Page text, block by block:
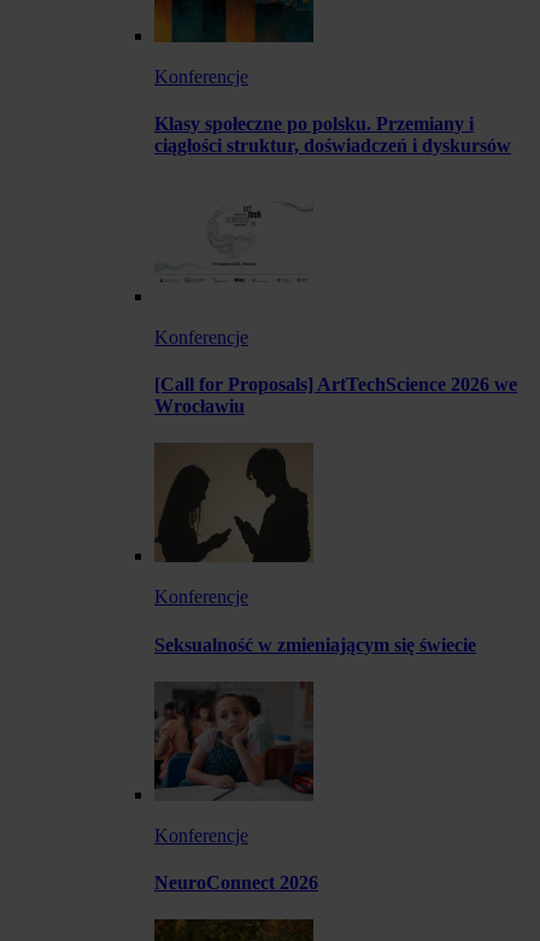
Konferencje
Klasy społeczne po polsku. Przemiany i
ciągłości struktur, doświadczeń i dyskursów
Konferencje
[Call for Proposals] ArtTechScience 2026 we
Wrocławiu
Konferencje
Seksualność w zmieniającym się świecie
Konferencje
NeuroConnect 2026